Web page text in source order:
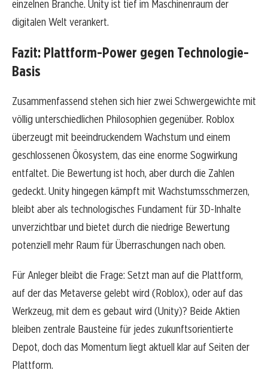
einzelnen Branche. Unity ist tief im Maschinenraum der
digitalen Welt verankert.
Fazit: Plattform-Power gegen Technologie-
Basis
Zusammenfassend stehen sich hier zwei Schwergewichte mit
völlig unterschiedlichen Philosophien gegenüber. Roblox
überzeugt mit beeindruckendem Wachstum und einem
geschlossenen Ökosystem, das eine enorme Sogwirkung
entfaltet. Die Bewertung ist hoch, aber durch die Zahlen
gedeckt. Unity hingegen kämpft mit Wachstumsschmerzen,
bleibt aber als technologisches Fundament für 3D-Inhalte
unverzichtbar und bietet durch die niedrige Bewertung
potenziell mehr Raum für Überraschungen nach oben.
Für Anleger bleibt die Frage: Setzt man auf die Plattform,
auf der das Metaverse gelebt wird (Roblox), oder auf das
Werkzeug, mit dem es gebaut wird (Unity)? Beide Aktien
bleiben zentrale Bausteine für jedes zukunftsorientierte
Depot, doch das Momentum liegt aktuell klar auf Seiten der
Plattform.